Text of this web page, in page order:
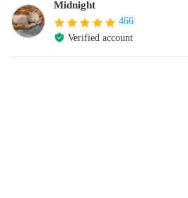
Midnight
466
Verified account